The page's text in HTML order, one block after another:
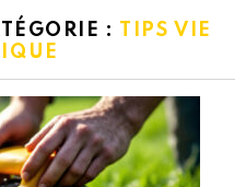
: TIPS VIE